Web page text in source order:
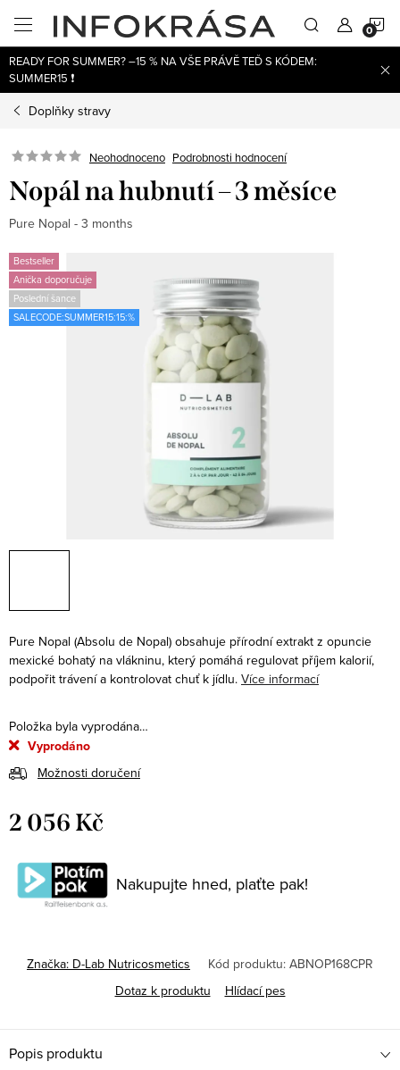
obsah
READY FOR SUMMER? –15 % NA VŠE PRÁVĚ TEĎ S KÓDEM:
SUMMER15 ❗
Doplňky stravy
Neohodnoceno Podrobnosti hodnocení
Nopál na hubnutí – 3 měsíce
Pure Nopal - 3 months
Bestseller
Anička doporučuje
Poslední šance
SALECODE:SUMMER15:15:%
Pure Nopal (Absolu de Nopal) obsahuje přírodní extrakt z opuncie
mexické bohatý na vlákninu, který pomáhá regulovat příjem kalorií,
podpořit trávení a kontrolovat chuť k jídlu. Více informací
Položka byla vyprodána…
Vyprodáno
Možnosti doručení
2 056 Kč
cena:
Nakupujte hned, plaťte pak!
Značka: D-Lab Nutricosmetics Kód produktu: ABNOP168CPR
Dotaz k produktu
Hlídací pes
Popis produktu